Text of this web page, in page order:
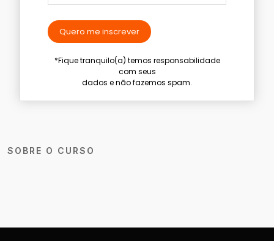
SOBRE O CURSO
Quero me inscrever
*Fique tranquilo(a) temos responsabilidade
com seus
dados e não fazemos spam.